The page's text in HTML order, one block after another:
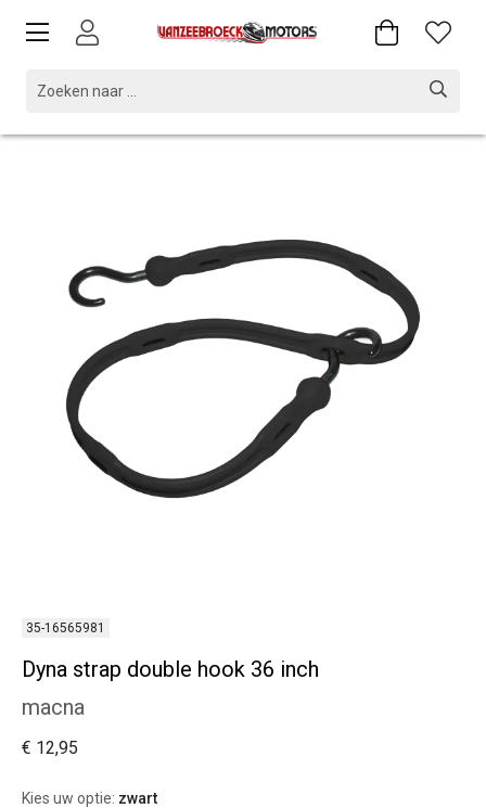
35-16565981
Dyna strap double hook 36 inch
macna
€ 12,95
Kies uw optie: zwart